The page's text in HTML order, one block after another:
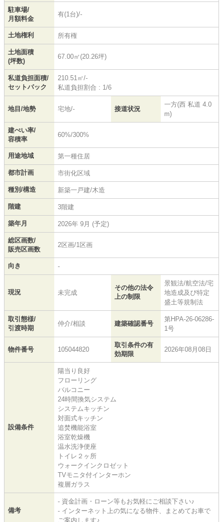
駐車場/
月額料金
有(1台)/-
土地権利 所有権
土地面積
(坪数)
67.00㎡(20.26坪)
私道負担面積/
セットバック
210.51㎡/-
私道負担割合 : 1/6
地目/地勢 宅地/- 接道状況
一方(西 私道 4.0
m)
建ぺい率/
容積率
60%/300%
用途地域 第一種住居
都市計画 市街化区域
種別/構造 新築一戸建/木造
階建 3階建
築年月 2026年 9月 (予定)
総区画数/
販売区画数
2区画/1区画
向き -
現況 未完成
その他の法令
上の制限
景観法/航空法/宅
地造成及び特定
盛土等規制法
取引態様/
引渡時期
仲介/相談 建築確認番号
第HPA-26-06286-
1号
物件番号 105044820
取引条件の有
効期限
2026年08月08日
設備条件
陽当り良好
フローリング
バルコニー
24時間換気システム
システムキッチン
対面式キッチン
追焚機能浴室
浴室乾燥機
温水洗浄便座
トイレ２ヶ所
ウォークインクロゼット
TVモニタ付インターホン
複層ガラス
備考
- 資金計画・ローン等もお気軽にご相談下さい♪
- インターネット上の気になる物件、まとめてお車で
ご案内します♪